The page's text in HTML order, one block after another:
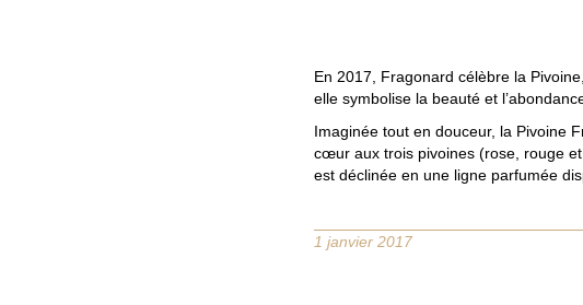
En 2017, Fragonard célèbre la
elle symbolise la beauté et
Imaginée tout en douceur, la Pivoine
cœur aux trois pivoines (rose, rouge
est déclinée en une ligne parfumée
1 janvier 2017